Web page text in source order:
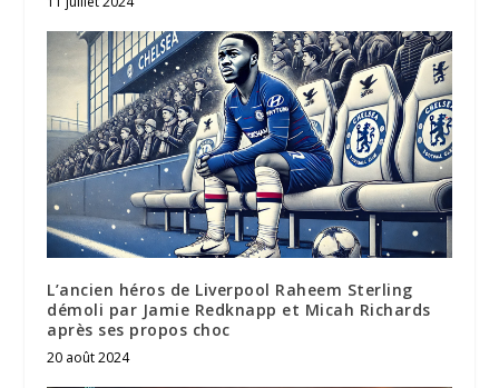
L’ancien héros de Liverpool Raheem Sterling
démoli par Jamie Redknapp et Micah Richards
après ses propos choc
20 août 2024